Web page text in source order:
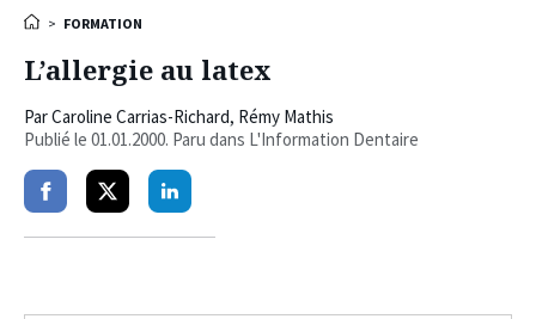
> FORMATION
L’allergie au latex
ParCaroline Carrias-Richard, Rémy Mathis
Publié le 01.01.2000. Paru dans L'Information Dentaire
PartagerPartagerPartager